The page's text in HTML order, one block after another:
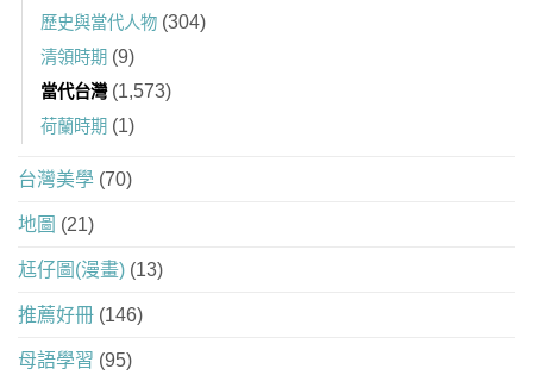
歷史與當代人物 (304)
清領時期 (9)
當代台灣(1,573)
荷蘭時期 (1)
台灣美學 (70)
地圖 (21)
尪仔圖(漫畫) (13)
推薦好冊 (146)
母語學習 (95)